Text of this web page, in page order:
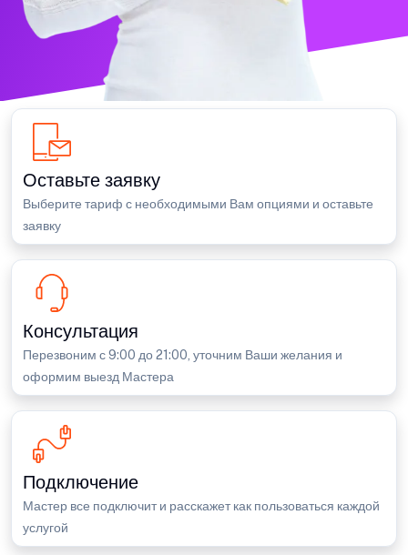
Оставьте заявку
Выберите тариф с необходимыми Вам опциями и оставьте
заявку
Консультация
Перезвоним с 9:00 до 21:00, уточним Ваши желания и
оформим выезд Мастера
Подключение
Мастер все подключит и расскажет как пользоваться каждой
услугой